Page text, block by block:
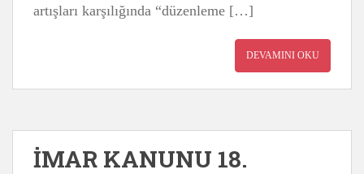
artışları karşılığında “düzenleme […]
DEVAMINI OKU
İMAR KANUNU 18.